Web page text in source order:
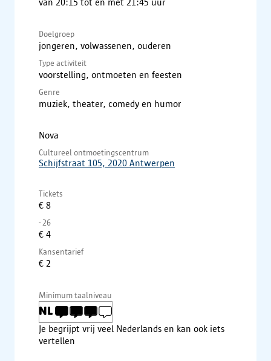
van 20:15 tot en met 21:45 uur
Doelgroep
jongeren, volwassenen, ouderen
Type activiteit
voorstelling, ontmoeten en feesten
Genre
muziek, theater, comedy en humor
Nova
Cultureel ontmoetingscentrum
Schijfstraat 105, 2020 Antwerpen
Tickets
€ 8
- 26
€ 4
Kansentarief
€ 2
Minimum taalniveau
Je begrijpt vrij veel Nederlands en kan ook iets
vertellen